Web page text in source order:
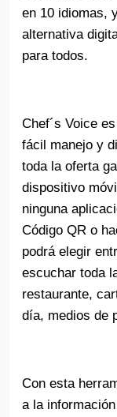
en 10 idiomas,
alternativa
para todos.
Chef´s Voice
fácil manejo y
toda la oferta
dispositivo
ninguna
Código QR o
podrá elegir
escuchar toda
restaurante,
día, medios de
Con esta
a la